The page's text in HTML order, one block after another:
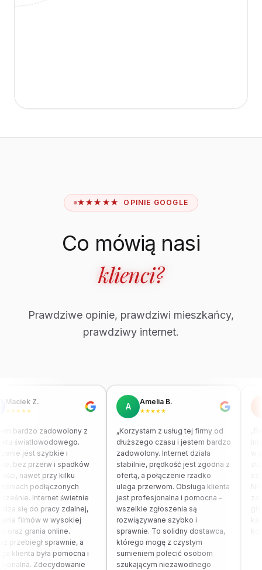
★★★★★ OPINIE GOOGLE
Co mówią nasi
klienci?
Prawdziwe opinie, prawdziwi mieszkańcy,
prawdziwy internet.
Maciek Z.
★★★★★
bardzo zadowolony z
światłowodowego.
jest szybkie i
bez przerw i spadków
nawet przy kilku
podłączonych
Internet świetnie
się do pracy zdalnej,
filmów w wysokiej
oraz grania online.
przebiegł sprawnie, a
klienta była pomocna i
Zdecydowanie
A Amelia B.
★★★★★
„Korzystam z usług tej firmy od
dłuższego czasu i jestem bardzo
zadowolony. Internet działa
stabilnie, prędkość jest zgodna z
ofertą, a połączenie rzadko
ulega przerwom. Obsługa klienta
jest profesjonalna i pomocna –
wszelkie zgłoszenia są
rozwiązywane szybko i
sprawnie. To solidny dostawca,
którego mogę z czystym
sumieniem polecić osobom
szukającym niezawodnego